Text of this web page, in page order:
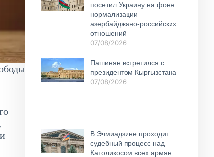
посетил Украину на фоне
нормализации
азербайджано-российских
отношений
07/08/2026
Пашинян встретился с
президентом Кыргызстана
07/08/2026
В Эчмиадзине проходит
судебный процесс над
Католикосом всех армян